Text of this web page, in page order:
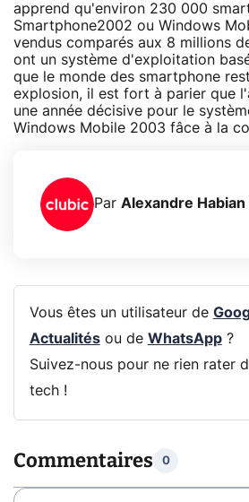
apprend qu'environ 230 000
Smartphone2002 ou Windows
vendus comparés aux 8 millions
ont un système d'exploitation
que le monde des smartphone
explosion, il est fort à parier que
une année décisive pour le
Windows Mobile 2003 fâce à la
Par Alexandre Habian
Vous êtes un utilisateur de
Actualitésou de WhatsApp?
Suivez-nous pour ne rien rater
tech !
Commentaires 0